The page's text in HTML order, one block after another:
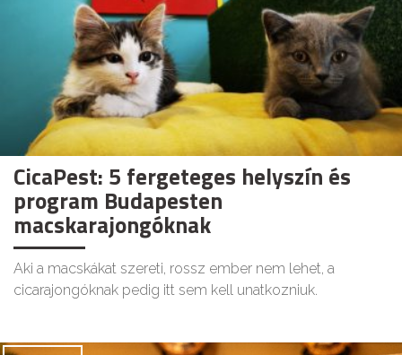
CicaPest: 5 fergeteges helyszín és
program Budapesten
macskarajongóknak
Aki a macskákat szereti, rossz ember nem lehet, a
cicarajongóknak pedig itt sem kell unatkozniuk.